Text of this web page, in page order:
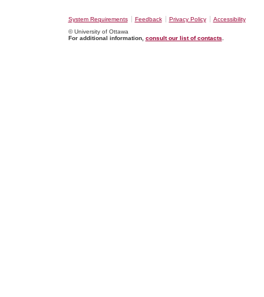
System Requirements Feedback Privacy Policy
Accessibility
© University of Ottawa
For additional information, consult our list of contacts.